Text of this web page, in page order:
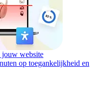
jouw website
op toegankelijkheid en